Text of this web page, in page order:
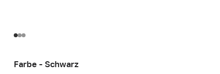
Farbe - Schwarz